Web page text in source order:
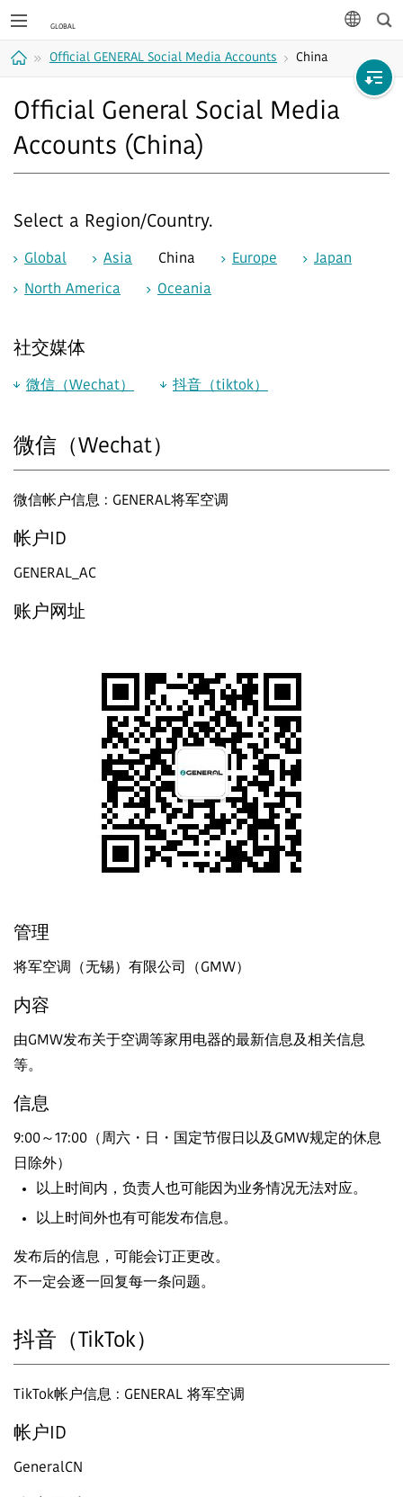
Official GENERAL Social Media Accounts China
Official General Social Media
Accounts (China)
Select a Region/Country.
Global Asia China Europe Japan
North America Oceania
社交媒体
微信（Wechat） 抖音（tiktok）
微信（Wechat）
微信帐户信息 : GENERAL将军空调
帐户ID
GENERAL_AC
账户网址
管理
将军空调（无锡）有限公司（GMW）
内容
由GMW发布关于空调等家用电器的最新信息及相关信息
等。
信息
9:00～17:00（周六・日・国定节假日以及GMW规定的休息
日除外）
以上时间内，负责人也可能因为业务情况无法对应。
以上时间外也有可能发布信息。
发布后的信息，可能会订正更改。
不一定会逐一回复每一条问题。
抖音（TikTok）
TikTok帐户信息 : GENERAL 将军空调
帐户ID
GeneralCN